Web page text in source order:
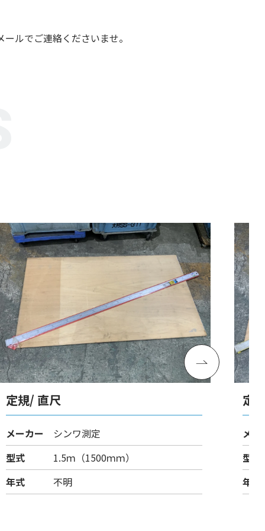
ルでご連絡くださいませ。
定規/ 直尺
メーカー
シンワ測定
型式
1.5ｍ（1500ｍｍ）
年式
不明
定
メー
型式
年式